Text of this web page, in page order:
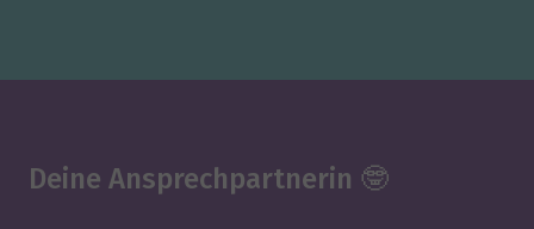
Deine Ansprechpartnerin 🤓